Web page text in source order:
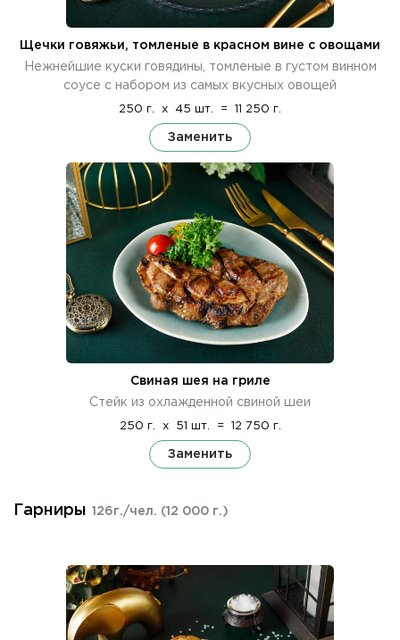
Щечки говяжьи, томленые в красном вине с овощами
Нежнейшие куски говядины, томленые в густом винном
соусе с набором из самых вкусных овощей
250 г. x 45 шт. = 11 250 г.
Заменить
Свиная шея на гриле
Стейк из охлажденной свиной шеи
250 г. x 51 шт. = 12 750 г.
Заменить
Гарниры 126г./чел. (12 000 г.)